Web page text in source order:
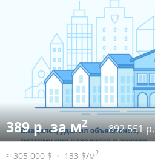
389 р. за м2 892 551 р.
≈ 305 000 $ 133 $/м2